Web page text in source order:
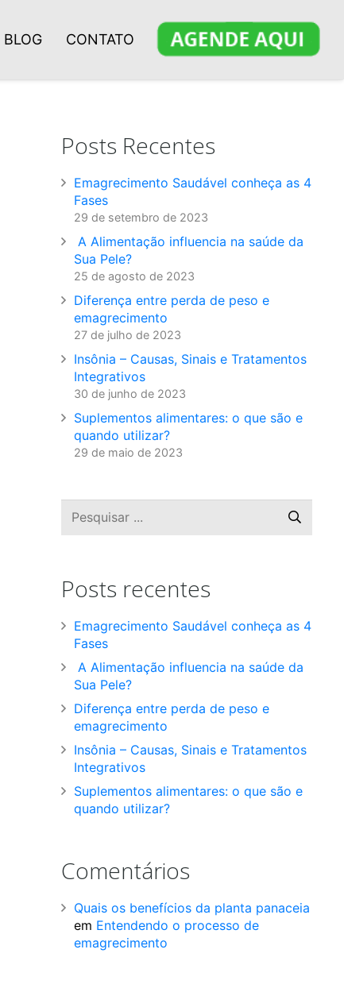
BLOG CONTATO
Posts Recentes
Emagrecimento Saudável conheça as 4
Fases
29 de setembro de 2023
A Alimentação influencia na saúde da
Sua Pele?
25 de agosto de 2023
Diferença entre perda de peso e
emagrecimento
27 de julho de 2023
Insônia – Causas, Sinais e Tratamentos
Integrativos
30 de junho de 2023
Suplementos alimentares: o que são e
quando utilizar?
29 de maio de 2023
Posts recentes
Emagrecimento Saudável conheça as 4
Fases
A Alimentação influencia na saúde da
Sua Pele?
Diferença entre perda de peso e
emagrecimento
Insônia – Causas, Sinais e Tratamentos
Integrativos
Suplementos alimentares: o que são e
quando utilizar?
Comentários
Quais os benefícios da planta panaceia
em Entendendo o processo de
emagrecimento